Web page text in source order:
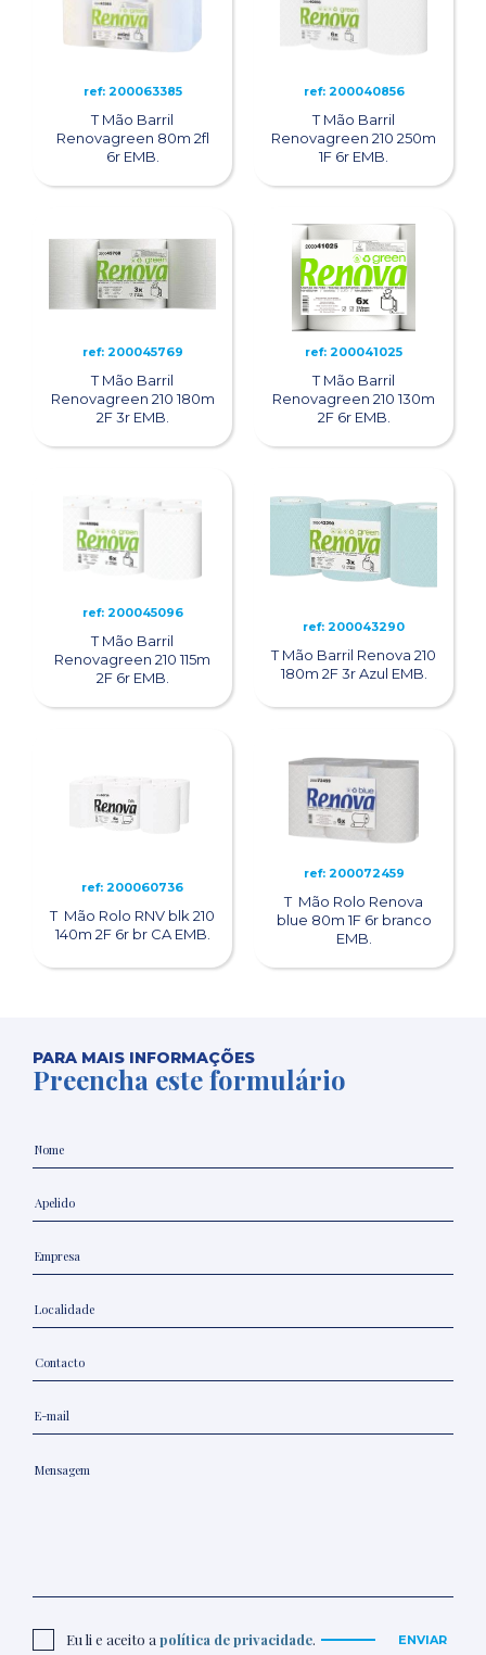
ref: 200063385
T Mão Barril
Renovagreen 80m 2fl
6r EMB.
ref: 200040856
T Mão Barril
Renovagreen 210 250m
1F 6r EMB.
ref: 200045769
T Mão Barril
Renovagreen 210 180m
2F 3r EMB.
ref: 200041025
T Mão Barril
Renovagreen 210 130m
2F 6r EMB.
ref: 200045096
T Mão Barril
Renovagreen 210 115m
2F 6r EMB.
ref: 200043290
T Mão Barril Renova 210
180m 2F 3r Azul EMB.
ref: 200060736
T Mão Rolo RNV blk 210
140m 2F 6r br CA EMB.
ref: 200072459
T Mão Rolo Renova
blue 80m 1F 6r branco
EMB.
PARA MAIS INFORMAÇÕES
Preencha este formulário
Eu li e aceito a política de privacidade. ENVIAR